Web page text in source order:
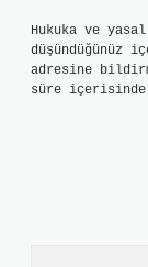
Hukuka ve
düşündüğünüz
adresine
süre